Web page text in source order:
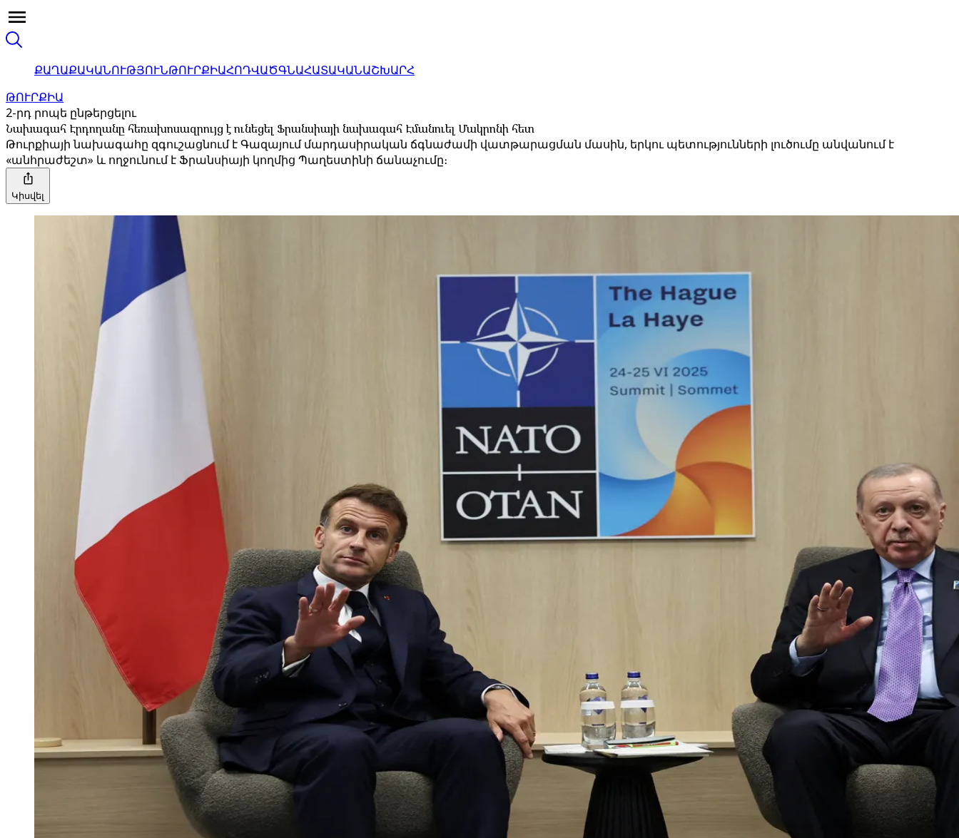
ՔԱՂԱՔԱԿԱՆՈՒԹՅՈՒՆԹՈՒՐՔԻԱՀՈԴՎԱԾԳՆԱՀԱՏԱԿԱՆԱՇԽԱՐՀ
ԹՈՒՐՔԻԱ
2-րդ րոպե ընթերցելու
Նախագահ Էրդողանը հեռախոսազրույց է ունեցել Ֆրանսիայի նախագահ Էմանուել Մակրոնի հետ
Թուրքիայի նախագահը զգուշացնում է Գազայում մարդասիրական ճգնաժամի վատթարացման մասին, երկու պետությունների լուծումը անվանում է
«անհրաժեշտ» և ողջունում է Ֆրանսիայի կողմից Պաղեստինի ճանաչումը։
Կիսվել